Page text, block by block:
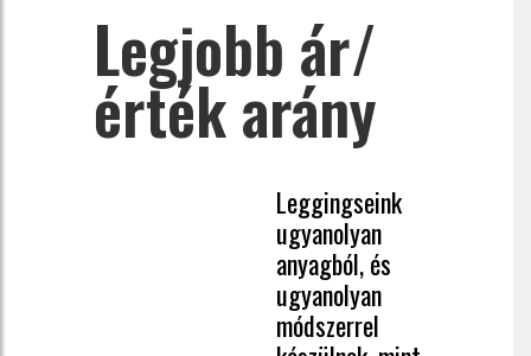
Legjobb ár/
érték arány
Leggingseink
ugyanolyan
anyagból, és
ugyanolyan
módszerrel